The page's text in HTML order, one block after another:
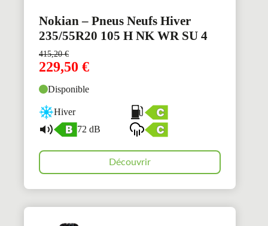
Nokian – Pneus Neufs Hiver
235/55R20 105 H NK WR SU 4
415,20€
229,50 €
Disponible
Hiver
72 dB
Découvrir